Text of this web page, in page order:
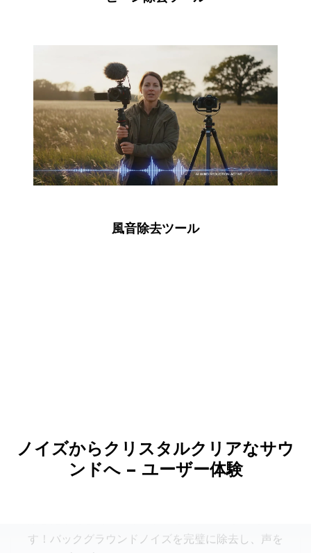
風音除去ツール
ノイズからクリスタルクリアなサウ
ンドへ – ユーザー体験
す！バックグラウンドノイズを完璧に除去し、声を
クリスプでプロフェッショナルにします。ポッドキ